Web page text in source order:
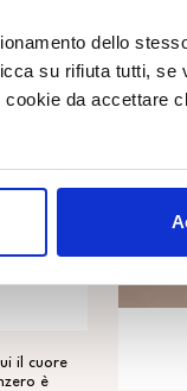
dello
su rifiuta tutti, se
da accettare
il cuore
è